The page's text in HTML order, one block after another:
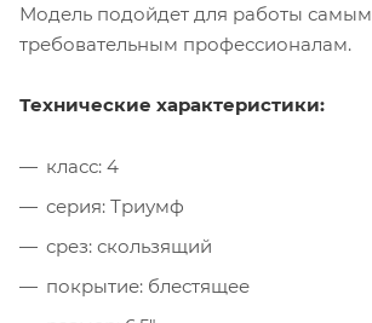
Модель подойдет для работы самым
требовательным профессионалам.
Технические характеристики:
класс: 4
серия: Триумф
срез: скользящий
покрытие: блестящее